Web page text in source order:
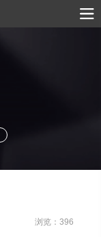
浏览：396